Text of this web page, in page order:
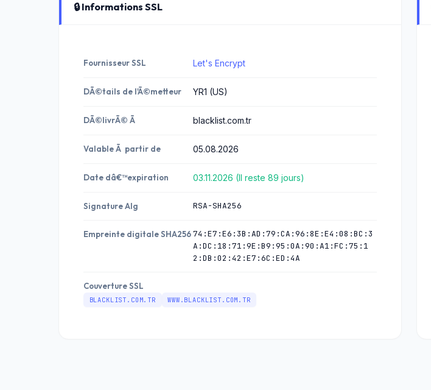
🔒 Informations SSL
Fournisseur SSL Let's Encrypt
DÃ©tails de l'Ã©metteur YR1 (US)
DÃ©livrÃ© Ã blacklist.com.tr
Valable Ã partir de 05.08.2026
Date dâ€™expiration 03.11.2026 (Il reste 89 jours)
Signature Alg RSA-SHA256
Empreinte digitale SHA25674:E7:E6:3B:AD:79:CA:96:8E:E4:08:BC:3
A:DC:18:71:9E:B9:95:0A:90:A1:FC:75:1
2:DB:02:42:E7:6C:ED:4A
Couverture SSL
BLACKLIST.COM.TR WWW.BLACKLIST.COM.TR